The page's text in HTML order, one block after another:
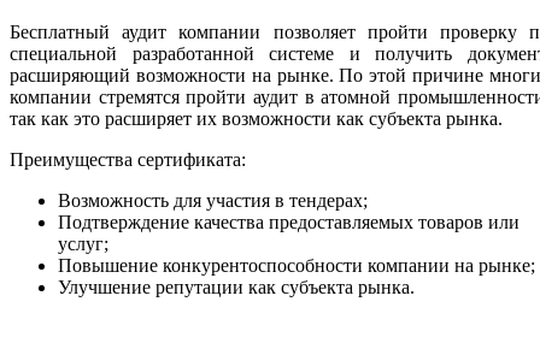
Бесплатный аудит компании позволяет пройти проверку
специальной разработанной системе и получить
расширяющий возможности на рынке. По этой причине
компании стремятся пройти аудит в атомной
так как это расширяет их возможности как субъекта рынка.
Преимущества сертификата:
Возможность для участия в тендерах;
Подтверждение качества предоставляемых товаров или
услуг;
Повышение конкурентоспособности компании на рынке;
Улучшение репутации как субъекта рынка.